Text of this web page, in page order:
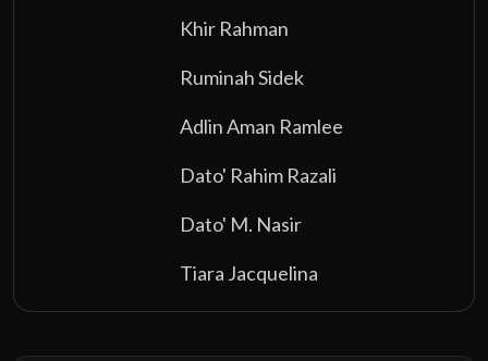
Khir Rahman
Ruminah Sidek
Adlin Aman Ramlee
Dato' Rahim Razali
Dato' M. Nasir
Tiara Jacquelina